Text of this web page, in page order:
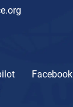
Facebook